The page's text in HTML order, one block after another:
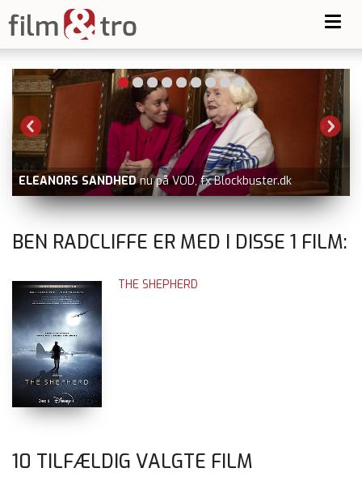
ELEANORS SANDHED nu på VOD, fx Blockbuster.dk
BEN RADCLIFFE ER MED I DISSE 1 FILM:
THE SHEPHERD
10 TILFÆLDIG VALGTE FILM